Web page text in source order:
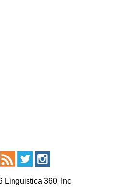
Linguistica 360, Inc.